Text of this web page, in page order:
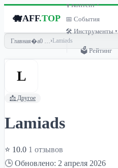
🐗AFF.TOP
🎙 Контент ▾
📅 События
🛠 Инструменты ▾
🗳 Рейтинг
Главная › Lamiads
L
📩 Другое
Lamiads
⭐ 10.0 1 отзывов
🕒 Обновлено: 2 апреля 2026